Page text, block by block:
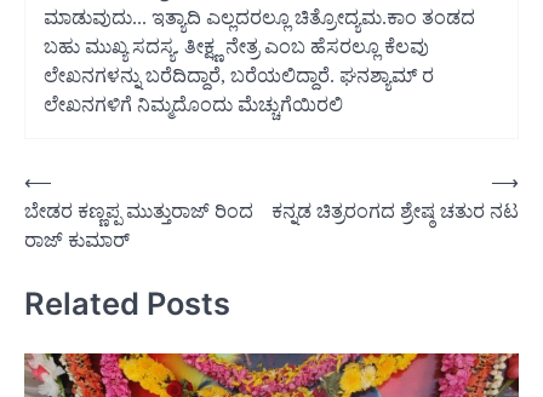
ಮಾಡುವುದು... ಇತ್ಯಾದಿ ಎಲ್ಲದರಲ್ಲೂ ಚಿತ್ರೋದ್ಯಮ.ಕಾಂ ತಂಡದ
ಬಹು ಮುಖ್ಯ ಸದಸ್ಯ. ತೀಕ್ಷ್ಣ ನೇತ್ರ ಎಂಬ ಹೆಸರಲ್ಲೂ ಕೆಲವು
ಲೇಖನಗಳನ್ನು ಬರೆದಿದ್ದಾರೆ, ಬರೆಯಲಿದ್ದಾರೆ. ಘನಶ್ಯಾಮ್ ರ
ಲೇಖನಗಳಿಗೆ ನಿಮ್ಮದೊಂದು ಮೆಚ್ಚುಗೆಯಿರಲಿ
Post
navigation
⟵
ಬೇಡರ ಕಣ್ಣಪ್ಪ ಮುತ್ತುರಾಜ್ ರಿಂದ
ರಾಜ್ ಕುಮಾರ್
ಕನ್ನಡ ಚಿತ್ರರಂಗದ ಶ್ರೇಷ್ಠ ಚತುರ ನಟ
⟶
Related Posts